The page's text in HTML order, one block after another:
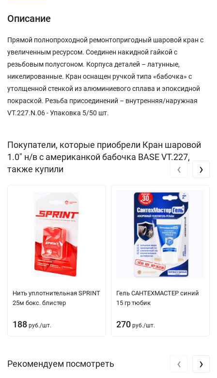
Описание
Прямой полнопроходной ремонтопригодный шаровой кран с
увеличенным ресурсом. Соединен накидной гайкой с
резьбовым полусгоном. Корпуса деталей – латунные,
никелированные. Кран оснащен ручкой типа «бабочка» с
утолщенной стенкой из алюминиевого сплава и эпоксидной
покраской. Резьба присоединений – внутренняя/наружная
VT.227.N.06 - Упаковка 5/50 шт.
Покупатели, которые приобрели Кран шаровой
1.0" н/в с американкой бабочка BASE VT.227,
также купили
Нить уплотнительная SPRINT
25м бокс. блистер
188 руб./шт.
Гель САНТЕХМАСТЕР синий
15 гр тюбик
270 руб./шт.
‹ ›
Рекомендуем посмотреть ‹ ›